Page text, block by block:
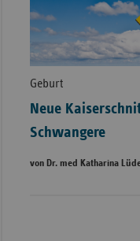
Geburt
Neue
Schwangere
von Dr. med Katharina